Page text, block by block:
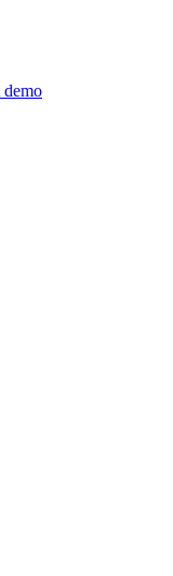
demo